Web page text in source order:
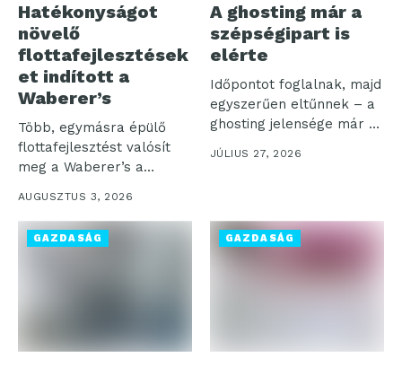
Hatékonyságot
növelő
flottafejlesztések
et indított a
Waberer’s
Több, egymásra épülő
flottafejlesztést valósít
meg a Waberer’s a
AUGUSZTUS 3, 2026
A ghosting már a
szépségipart is
elérte
Időpontot foglalnak, majd
egyszerűen eltűnnek – a
ghosting jelensége már a
szépségszalonok...
JÚLIUS 27, 2026
GAZDASÁG GAZDASÁG